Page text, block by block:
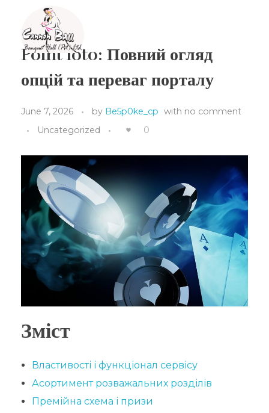
Cannon Ball Banquet
Banquet Hall in Gampaha
Point loto: Повний огляд
опцій та переваг порталу
June 7, 2026 by Be5p0ke_cp with no comment
Uncategorized
0
Зміст
Властивості і функціонал сервісу
Асортимент розважальних розділів
Премійна схема і призи